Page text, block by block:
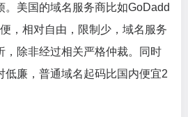
。美国的域名服务商比如GoDadd
，相对自由，限制少，域名服务
，除非经过相关严格仲裁。同时
低廉，普通域名起码比国内便宜2